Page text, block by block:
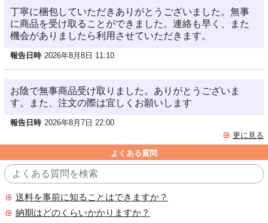
丁寧に梱包していただきありがとうございました。無事
に商品を受け取ることができました。連絡も早く、また
機会がありましたら利用させていただきます。
報告日時 2026年8月8日 11:10
お陰で無事商品受け取りました。ありがとうございま
す。また、注文の際は宜しくお願いします
報告日時 2026年8月7日 22:00
更に見る
よくある質問
送料を事前に知ることはできますか？
納期はどのくらいかかりますか？